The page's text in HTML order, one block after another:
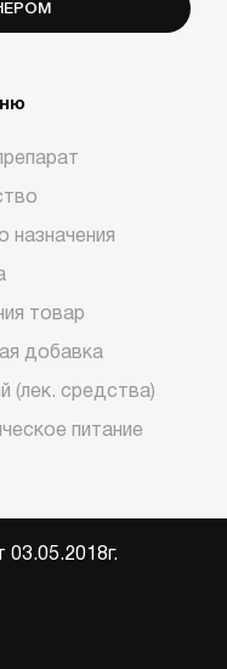
назначения
товар
добавка
(лек. средства)
питание